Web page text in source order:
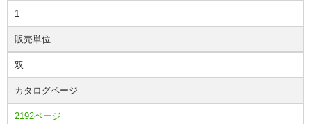
1
販売単位
双
カタログページ
2192ページ